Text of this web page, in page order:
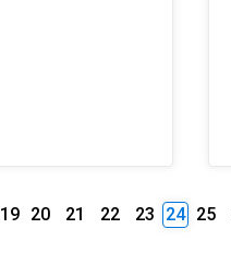
19 20 21 22 23 24 25